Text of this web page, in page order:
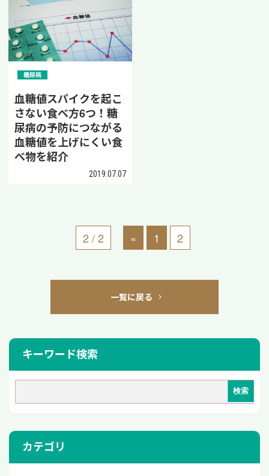
糖尿病
血糖値スパイクを起こ
さない食べ方6つ！糖
尿病の予防につながる
血糖値を上げにくい食
べ物を紹介
2019.07.07
2 / 2 « 1 2
一覧に戻る
キーワード検索
カテゴリ